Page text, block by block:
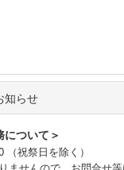
知らせ
について＞
（祝祭日を除く）